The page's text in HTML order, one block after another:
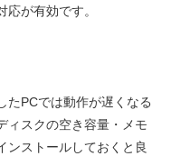
が有効です。
たPCでは動作が遅くなる
ィスクの空き容量・メモ
ンストールしておくと良